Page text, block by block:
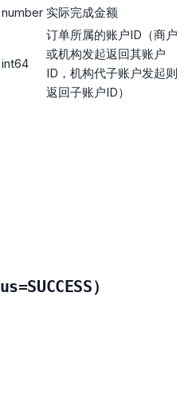
number 实际完成金额
int64
订单所属的账户ID（商户
或机构发起返回其账户
ID，机构代子账户发起则
返回子账户ID）
）